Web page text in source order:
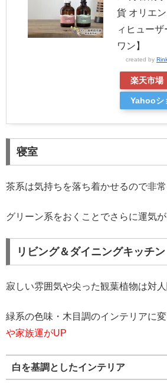
貨 オリエ
ィヒュー
ワン】
created by
楽天市場
Yahooシ
寝室
茶系は気持ちを落ち着かせるので非常
グリーン系をおくことでさらに運気
リビング＆ダイニングキッチン
寂しい雰囲気や尖った観葉植物は対
緑系の色味・木目調のインテリアに変
や家族運がUP
白を基調としたインテリア